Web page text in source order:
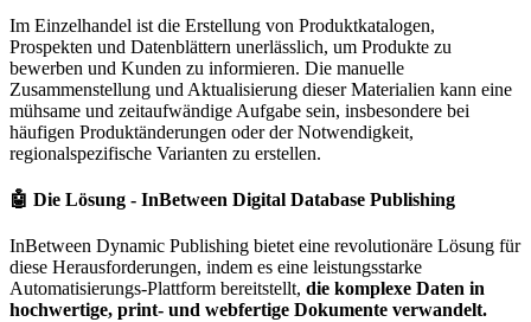
Im Einzelhandel ist die Erstellung von Produktkatalogen,
Prospekten und Datenblättern unerlässlich, um Produkte zu
bewerben und Kunden zu informieren. Die manuelle
Zusammenstellung und Aktualisierung dieser Materialien kann eine
mühsame und zeitaufwändige Aufgabe sein, insbesondere bei
häufigen Produktänderungen oder der Notwendigkeit,
regionalspezifische Varianten zu erstellen.
🤖 Die Lösung - InBetween Digital Database Publishing
InBetween Dynamic Publishing bietet eine revolutionäre Lösung für
diese Herausforderungen, indem es eine leistungsstarke
Automatisierungs-Plattform bereitstellt, die komplexe Daten in
hochwertige, print- und webfertige Dokumente verwandelt.